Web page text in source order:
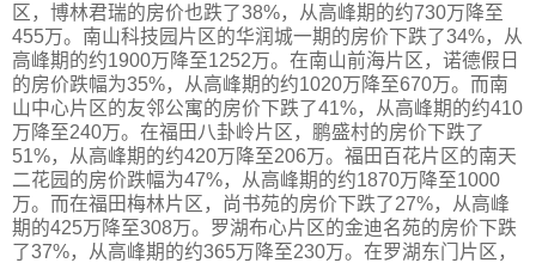
区，博林君瑞的房价也跌了38%，从高峰期的约730万降至
455万。南山科技园片区的华润城一期的房价下跌了34%，从
高峰期的约1900万降至1252万。在南山前海片区，诺德假日
的房价跌幅为35%，从高峰期的约1020万降至670万。而南
山中心片区的友邻公寓的房价下跌了41%，从高峰期的约410
万降至240万。在福田八卦岭片区，鹏盛村的房价下跌了
51%，从高峰期的约420万降至206万。福田百花片区的南天
二花园的房价跌幅为47%，从高峰期的约1870万降至1000
万。而在福田梅林片区，尚书苑的房价下跌了27%，从高峰
期的425万降至308万。罗湖布心片区的金迪名苑的房价下跌
了37%，从高峰期的约365万降至230万。在罗湖东门片区，